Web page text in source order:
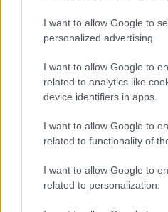
I want to allow Google to
personalized advertising.
I want to allow Google to
related to analytics like
device identifiers in apps.
I want to allow Google to
related to functionality of
I want to allow Google to
related to personalization.
Forr a világ bús tengere...
gyermekkorunkból.Maklári
(Berzsenyi): A
(előkészületben) -
Ódium-art• 2010. január 04.